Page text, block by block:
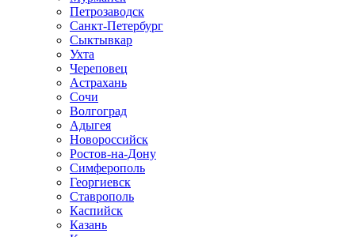
Петрозаводск
Санкт-Петербург
Сыктывкар
Ухта
Череповец
Астрахань
Сочи
Волгоград
Адыгея
Новороссийск
Ростов-на-Дону
Симферополь
Георгиевск
Ставрополь
Каспийск
Казань